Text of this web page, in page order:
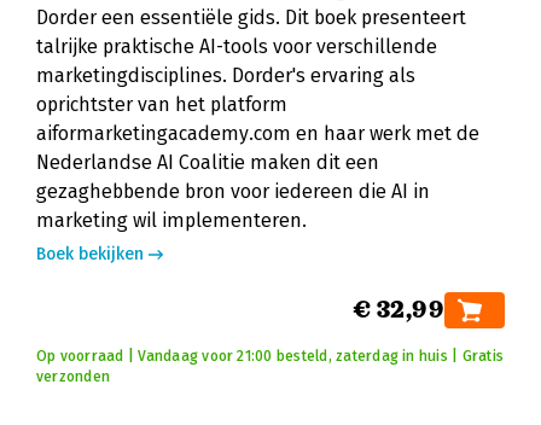
Dorder een essentiële gids. Dit boek presenteert
talrijke praktische AI-tools voor verschillende
marketingdisciplines. Dorder's ervaring als
oprichtster van het platform
aiformarketingacademy.com en haar werk met de
Nederlandse AI Coalitie maken dit een
gezaghebbende bron voor iedereen die AI in
marketing wil implementeren.
Boek bekijken
€ 32,99
Op voorraad | Vandaag voor 21:00 besteld, zaterdag in huis | Gratis
verzonden